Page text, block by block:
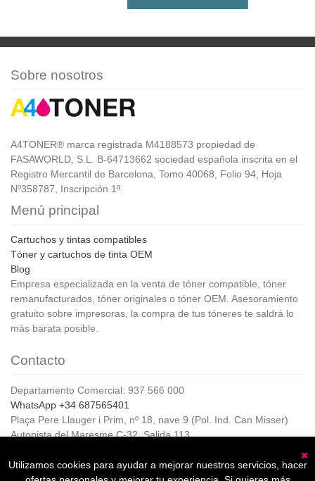
Sobre nosotros
A4TONER® marca registrada M4188573 propiedad de
FASAWORLD, S.L. B-64713662 sociedad española inscrita en el
Registro Mercantil de Barcelona, Tomo 40068, Folio 94, Hoja
Nº358787, Inscripción 1ª
Menú principal
Cartuchos y tintas compatibles
Tóner y cartuchos de tinta OEM
Blog
Empresa especializada en la venta de tóner compatible, tóner
remanufacturados, tóner originales o tóner OEM. Asesoramiento
gratuito sobre impresoras, la compra de tus tóneres te saldrá lo
más barata posible.
Contacto
Departamento Comercial: 937 566 000
WhatsApp +34 687565401
Plaça Pere Llauger i Prim, nº 18, nave 9 (Pol. Ind. Can Misser)
Autopista del Maresme C-32, Salida 113
Horario de Atención al cliente:
Utilizamos cookies para ayudar a mejorar nuestros servicios, hacer